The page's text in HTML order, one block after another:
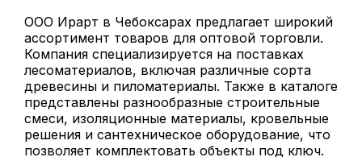
ООО Ирарт в Чебоксарах предлагает широкий
ассортимент товаров для оптовой торговли.
Компания специализируется на поставках
лесоматериалов, включая различные сорта
древесины и пиломатериалы. Также в каталоге
представлены разнообразные строительные
смеси, изоляционные материалы, кровельные
решения и сантехническое оборудование, что
позволяет комплектовать объекты под ключ.